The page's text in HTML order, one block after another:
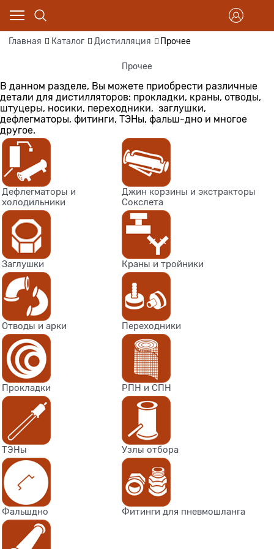
Главная Каталог Дистилляция Прочее
Прочее
В данном разделе, Вы можете приобрести различные
детали для дистилляторов: прокладки, краны, отводы,
штуцеры, носики, переходники, заглушки,
дефлегматоры, фитинги, ТЭНы, фальш-дно и многое
другое.
Дефлегматоры и
холодильники
Джин корзины и экстракторы
Сокслета
Заглушки Краны и тройники
Отводы и арки Переходники
Прокладки РПН и СПН
ТЭНы Узлы отбора
Фальшдно Фитинги для пневмошланга